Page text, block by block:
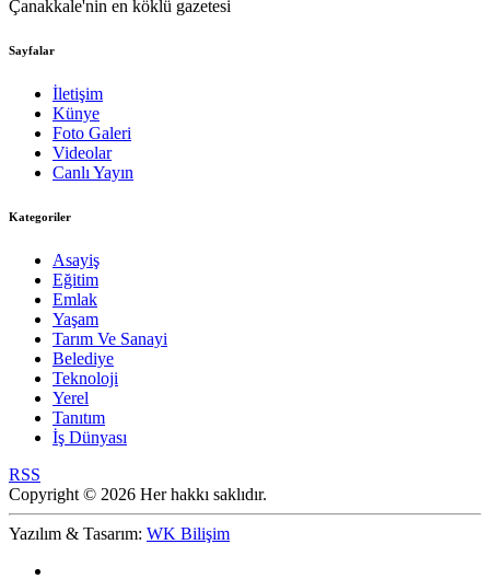
Çanakkale'nin en köklü gazetesi
Sayfalar
İletişim
Künye
Foto Galeri
Videolar
Canlı Yayın
Kategoriler
Asayiş
Eğitim
Emlak
Yaşam
Tarım Ve Sanayi
Belediye
Teknoloji
Yerel
Tanıtım
İş Dünyası
RSS
Copyright © 2026 Her hakkı saklıdır.
Yazılım & Tasarım: WK Bilişim